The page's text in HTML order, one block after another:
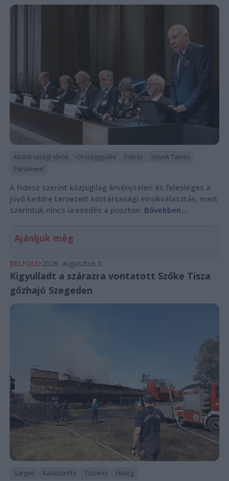
Köztársasági elnök Országgyűlés Fidesz
Sulyok Tamás
Parlament
A Fidesz szerint közjogilag érvénytelen és felesleges a
jövő keddre tervezett köztársasági elnökválasztás, mert
szerintük nincs üresedés a poszton. Bővebben...
Ajánljuk még
BELFÖLD 2026. augusztus 5.
Kigyulladt a szárazra vontatott Szőke Tisza
gőzhajó Szegeden
Szeged Katasztrófa Tűzvész Hőség